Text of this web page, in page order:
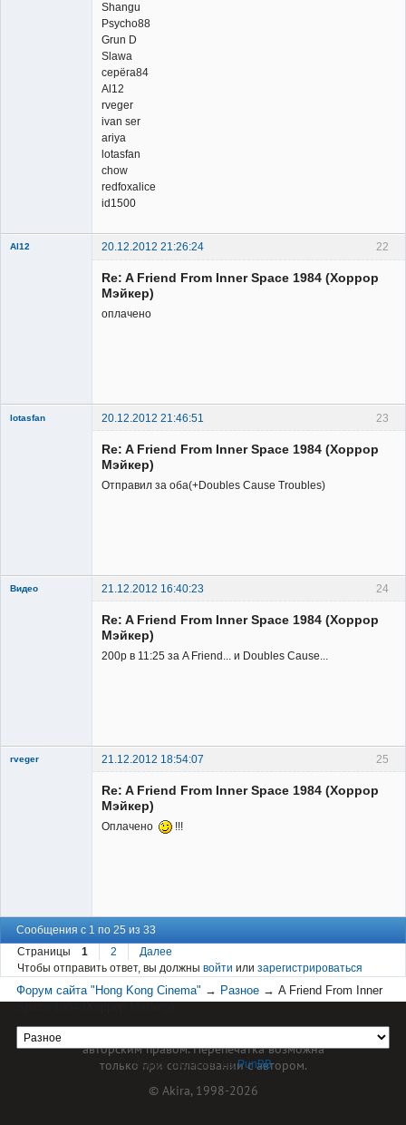
Shangu
Psycho88
Grun D
Slawa
серёга84
Al12
rveger
ivan ser
ariya
lotasfan
chow
redfoxalice
id1500
22
Al12
20.12.2012 21:26:24
Re: A Friend From Inner Space 1984 (Хоррор
Мэйкер)
оплачено
23
lotasfan
20.12.2012 21:46:51
Re: A Friend From Inner Space 1984 (Хоррор
Мэйкер)
Отправил за оба(+Doubles Cause Troubles)
24
Видео 21.12.2012 16:40:23
Re: A Friend From Inner Space 1984 (Хоррор
Мэйкер)
200р в 11:25 за A Friend... и Doubles Cause...
25
rveger 21.12.2012 18:54:07
Re: A Friend From Inner Space 1984 (Хоррор
Мэйкер)
Оплачено !!!
Сообщения с 1 по 25 из 33
Страницы
1 2
Далее
Чтобы отправить ответ, вы должны войти или зарегистрироваться
Форум сайта "Hong Kong Cinema" → Разное →A Friend From Inner
Форум работает наPunBB
Материал сайта hkcinema.ru защищен
авторским правом. Перепечатка возможна
только при согласовании с автором.
© Akira, 1998-2026